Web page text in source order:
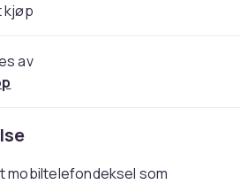
kjøp
av
mobiltelefondeksel som